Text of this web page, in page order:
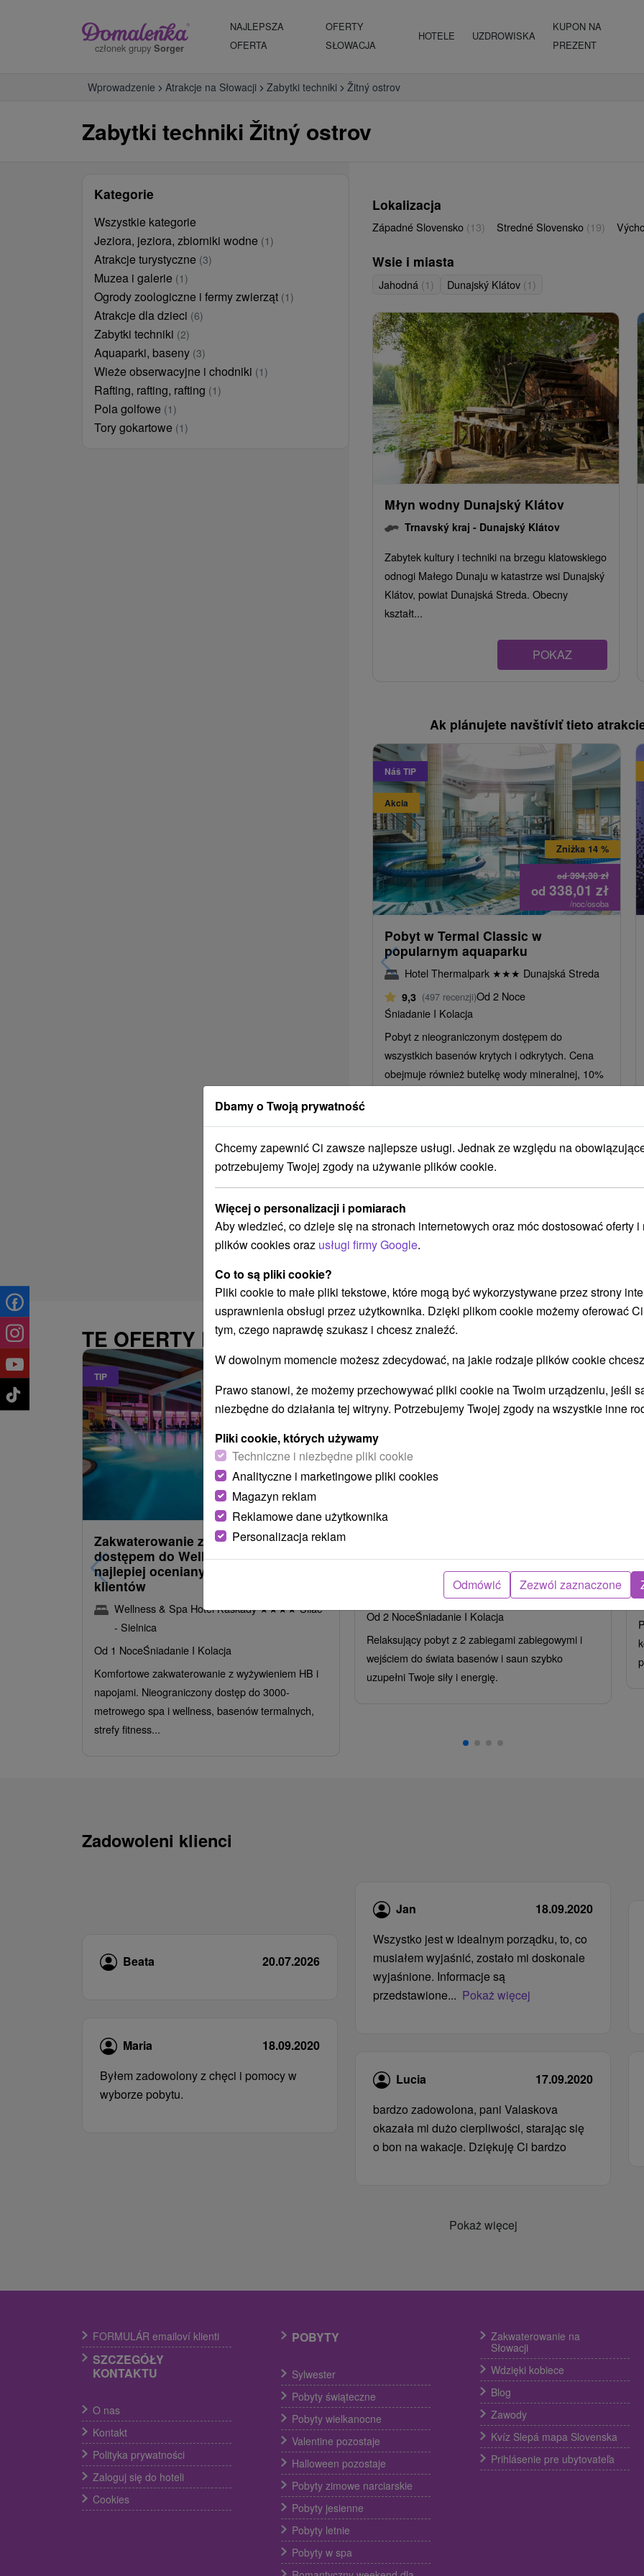
członek grupy Sorger
NAJLEPSZA
OFERTA
OFERTY
SŁOWACJA
HOTELE UZDROWISKA
KUPON NA
PREZENT
Wprowadzenie Atrakcje na Słowacji Zabytki techniki Žitný ostrov
Zabytki techniki Žitný ostrov
Kategorie
Wszystkie kategorie
Jeziora, jeziora, zbiorniki wodne (1)
Atrakcje turystyczne (3)
Muzea i galerie (1)
Ogrody zoologiczne i fermy zwierząt (1)
Atrakcje dla dzieci (6)
Zabytki techniki (2)
Aquaparki, baseny (3)
Wieże obserwacyjne i chodniki (1)
Rafting, rafting, rafting (1)
Pola golfowe (1)
Tory gokartowe (1)
Lokalizacja
Západné Slovensko (13) Stredné Slovensko (19)
Wsie i miasta
Jahodná (1) Dunajský Klátov (1)
Młyn wodny Dunajský Klátov
Trnavský kraj - Dunajský Klátov
Zabytek kultury i techniki na brzegu klatowskiego
odnogi Małego Dunaju w katastrze wsi Dunajský
Klátov, powiat Dunajská Streda. Obecny
kształt...
POKAZ
Ak plánujete navštíviť tieto
Náš TIP
Akcia
od394,38zł
Zniżka 14 %
od 338,01 zł
/noc/osoba
Pobyt w Termal Classic w
popularnym aquaparku
Hotel Thermalpark ★★★ Dunajská Streda
9,3 (497 recenzji)Od 2 Noce
Śniadanie I Kolacja
Pobyt z nieograniczonym dostępem do
wszystkich basenów krytych i odkrytych. Cena
obejmuje również butelkę wody mineralnej, 10%
TE OFERTY MOGĄ PAŃSTWO BYĆ TAKŻE
TIP
od485,22zł
Zakwaterowanie z obiadokolacją i
dostępem do Wellness i Spa: Jeden z
najlepiej ocenianych hoteli przez
klientów
Wellness & Spa Hotel Kaskady★★★★Sliač
- Sielnica
Od 1 NoceŚniadanie I Kolacja
Komfortowe zakwaterowanie z wyżywieniem HB i
napojami. Nieograniczony dostęp do 3000-
metrowego spa i wellness, basenów termalnych,
strefy fitness...
Szybka i skuteczna ucieczka od
★ ★★Trenczańskie Teplice
Od 2 NoceŚniadanie I Kolacja
Relaksujący pobyt z 2 zabiegami zabiegowymi i
wejściem do świata basenów i saun szybko
uzupełni Twoje siły i energię.
Zadowoleni klienci
Beata 20.07.2026
Maria
18.09.2020
Byłem zadowolony z chęci i pomocy w
wyborze pobytu.
Jan
18.09.2020
Wszystko jest w idealnym porządku, to, co
musiałem wyjaśnić, zostało mi doskonale
wyjaśnione. Informacje są
przedstawione... Pokaż więcej
Lucia
17.09.2020
bardzo zadowolona, ​​pani Valaskova
okazała mi dużo cierpliwości, starając się
o bon na wakacje. Dziękuję Ci bardzo
Pokaż więcej
FORMULÁR emailoví klienti
SZCZEGÓŁY
KONTAKTU
O nas
Kontakt
Polityka prywatności
Zaloguj się do hoteli
Cookies
POBYTY
Sylwester
Pobyty świąteczne
Pobyty wielkanocne
Valentine pozostaje
Halloween pozostaje
Pobyty zimowe narciarskie
Pobyty jesienne
Pobyty letnie
Pobyty w spa
Zakwaterowanie na
Słowacji
Wdzięki kobiece
Blog
Zawody
Kvíz Slepá mapa Slovenska
Prihlásenie pre ubytovateľa
Dbamy o Twoją prywatność
Chcemy zapewnić Ci zawsze najlepsze usługi. Jednak ze względu na
potrzebujemy Twojej zgody na używanie plików cookie.
Więcej o personalizacji i pomiarach
Aby wiedzieć, co dzieje się na stronach internetowych oraz móc dostosować oferty i
plików cookies oraz usługi firmy Google.
Co to są pliki cookie?
Pliki cookie to małe pliki tekstowe, które mogą być wykorzystywane przez strony
usprawnienia obsługi przez użytkownika. Dzięki plikom cookie możemy oferować
tym, czego naprawdę szukasz i chcesz znaleźć.
W dowolnym momencie możesz zdecydować, na jakie rodzaje plików cookie
Prawo stanowi, że możemy przechowywać pliki cookie na Twoim urządzeniu, jeśli
niezbędne do działania tej witryny. Potrzebujemy Twojej zgody na wszystkie inne
Pliki cookie, których używamy
Techniczne i niezbędne pliki cookie
Analityczne i marketingowe pliki cookies
Magazyn reklam
Reklamowe dane użytkownika
Personalizacja reklam
Odmówić Zezwól zaznaczone